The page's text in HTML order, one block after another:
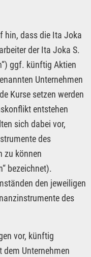
hin, dass die Ita Joka
der Ita Joka S.
ggf. künftig Aktien
Unternehmen
Kurse setzen werden
entstehen
sich dabei vor,
des
zu können
bezeichnet).
den jeweiligen
des
vor, künftig
Unternehmen